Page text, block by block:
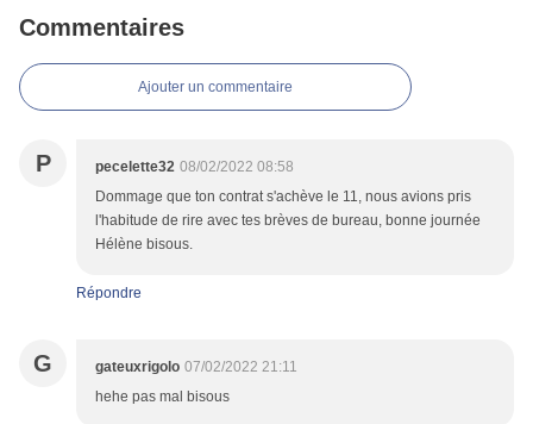
Commentaires
Ajouter un commentaire
P pecelette32 08/02/2022 08:58
Dommage que ton contrat s'achève le 11, nous avions pris
l'habitude de rire avec tes brèves de bureau, bonne journée
Hélène bisous.
Répondre
G gateuxrigolo 07/02/2022 21:11
hehe pas mal bisous